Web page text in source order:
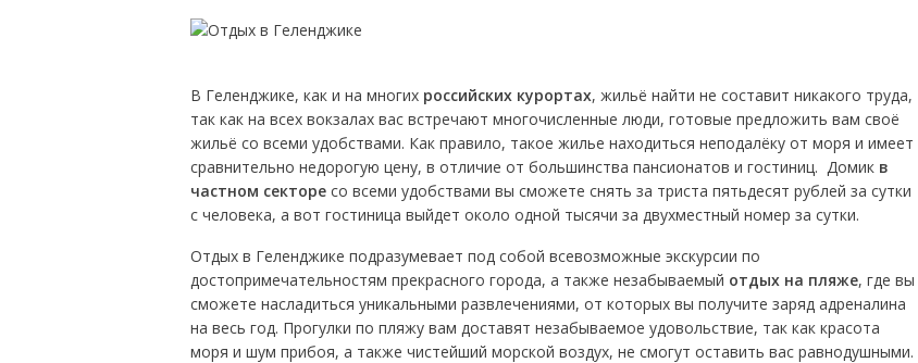
В Геленджике, как и на многих российских курортах, жильё найти не составит никакого труда,
так как на всех вокзалах вас встречают многочисленные люди, готовые предложить вам своё
жильё со всеми удобствами. Как правило, такое жилье находиться неподалёку от моря и имеет
сравнительно недорогую цену, в отличие от большинства пансионатов и гостиниц. Домик в
частном секторесо всеми удобствами вы сможете снять за триста пятьдесят рублей за сутки
с человека, а вот гостиница выйдет около одной тысячи за двухместный номер за сутки.
Отдых в Геленджике подразумевает под собой всевозможные экскурсии по
достопримечательностям прекрасного города, а также незабываемый отдых на пляже, где вы
сможете насладиться уникальными развлечениями, от которых вы получите заряд адреналина
на весь год. Прогулки по пляжу вам доставят незабываемое удовольствие, так как красота
моря и шум прибоя, а также чистейший морской воздух, не смогут оставить вас равнодушными.